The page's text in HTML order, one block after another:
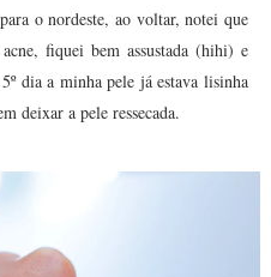
o nordeste, ao voltar, notei que
fiquei bem assustada (hihi) e
dia a minha pele já estava lisinha
deixar a pele ressecada.